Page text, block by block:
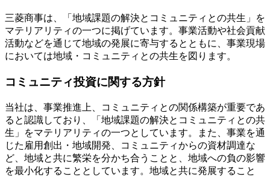
三菱商事は、「地域課題の解決とコミュニティとの共生」を
マテリアリティの一つに掲げています。事業活動や社会貢献
活動などを通じて地域の発展に寄与するとともに、事業現場
においては地域・コミュニティとの共生を図ります。
コミュニティ投資に関する方針
当社は、事業推進上、コミュニティとの関係構築が重要であ
ると認識しており、「地域課題の解決とコミュニティとの共
生」をマテリアリティの一つとしています。また、事業を通
じた雇用創出・地域開発、コミュニティからの資材調達な
ど、地域と共に繁栄を分かち合うことと、地域への負の影響
を最小化することとしています。地域と共に発展すること